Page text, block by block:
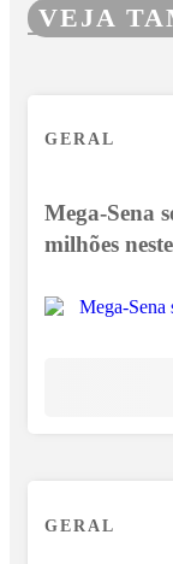
VEJA
GERAL
Mega-Sena
milhões
GERAL